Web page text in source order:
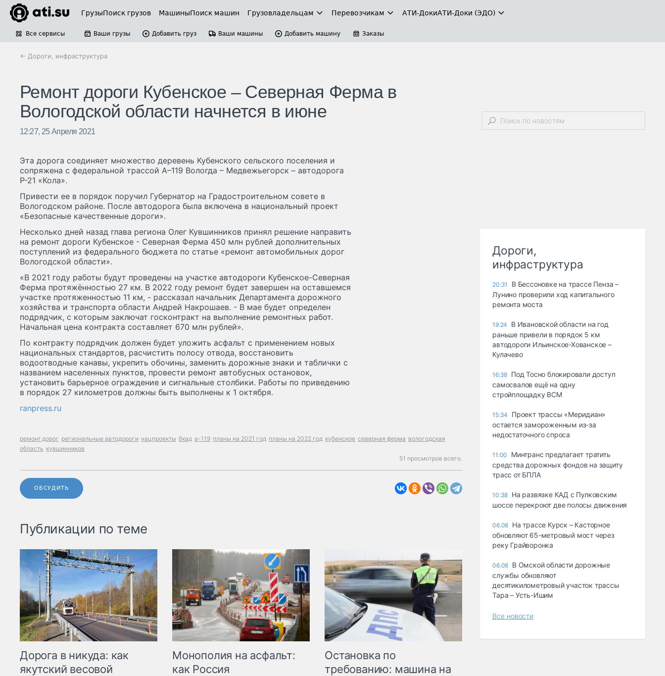
ГрузыПоиск грузов МашиныПоиск машин Грузовладельцам Перевозчикам АТИ-ДокиАТИ-Доки (ЭДО)
Все сервисы Ваши грузы Добавить груз Ваши машины Добавить машину Заказы
← Дороги, инфраструктура
Ремонт дороги Кубенское – Северная Ферма в
Вологодской области начнется в июне
12:27, 25 Апреля 2021
Эта дорога соединяет множество деревень Кубенского сельского поселения и
сопряжена с федеральной трассой А–119 Вологда – Медвежьегорск – автодорога
Р-21 «Кола».
Привести ее в порядок поручил Губернатор на Градостроительном совете в
Вологодском районе. После автодорога была включена в национальный проект
«Безопасные качественные дороги».
Несколько дней назад глава региона Олег Кувшинников принял решение направить
на ремонт дороги Кубенское - Северная Ферма 450 млн рублей дополнительных
поступлений из федерального бюджета по статье «ремонт автомобильных дорог
Вологодской области».
«В 2021 году работы будут проведены на участке автодороги Кубенское-Северная
Ферма протяжённостью 27 км. В 2022 году ремонт будет завершен на оставшемся
участке протяженностью 11 км, - рассказал начальник Департамента дорожного
хозяйства и транспорта области Андрей Накрошаев. - В мае будет определен
подрядчик, с которым заключат госконтракт на выполнение ремонтных работ.
Начальная цена контракта составляет 670 млн рублей».
По контракту подрядчик должен будет уложить асфальт с применением новых
национальных стандартов, расчистить полосу отвода, восстановить
водоотводные канавы, укрепить обочины, заменить дорожные знаки и таблички с
названием населенных пунктов, провести ремонт автобусных остановок,
установить барьерное ограждение и сигнальные столбики. Работы по приведению
в порядок 27 километров должны быть выполнены к 1 октября.
ranpress.ru
ремонт дорог региональные автодороги нацпроекты бкад а-119 планы на 2021 год планы на 2022 год кубенское северная ферма вологодская
область кувшинников
51 просмотров всего.
ОБСУДИТЬ
Публикации по теме
Дорога в никуда: как
якутский весовой
Монополия на асфальт:
как Россия
Остановка по
требованию: машина на
Дороги,
инфраструктура
20:31
В Бессоновке на трассе Пенза –
Лунино проверили ход капитального
ремонта моста
19:24
В Ивановской области на год
раньше привели в порядок 5 км
автодороги Ильинское-Хованское –
Кулачево
16:38 Под Тосно блокировали доступ
самосвалов ещё на одну
стройплощадку ВСМ
15:34
Проект трассы «Меридиан»
остается замороженным из-за
недостаточного спроса
11:00
Минтранс предлагает тратить
средства дорожных фондов на защиту
трасс от БПЛА
10:38 На развязке КАД с Пулковским
шоссе перекроют две полосы движения
06.08 На трассе Курск – Касторное
обновляют 65-метровый мост через
реку Грайворонка
06.08 В Омской области дорожные
службы обновляют
десятикилометровый участок трассы
Тара – Усть-Ишим
Все новости